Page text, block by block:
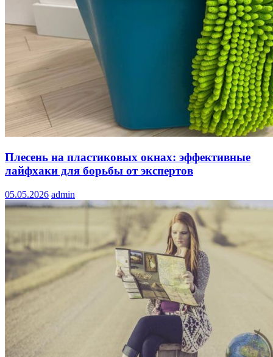
Плесень на пластиковых окнах: эффективные
лайфхаки для борьбы от экспертов
05.05.2026 admin